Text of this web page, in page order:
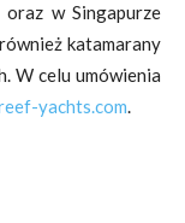
w Singapurze
katamarany
W celu umówienia
yachts.com.